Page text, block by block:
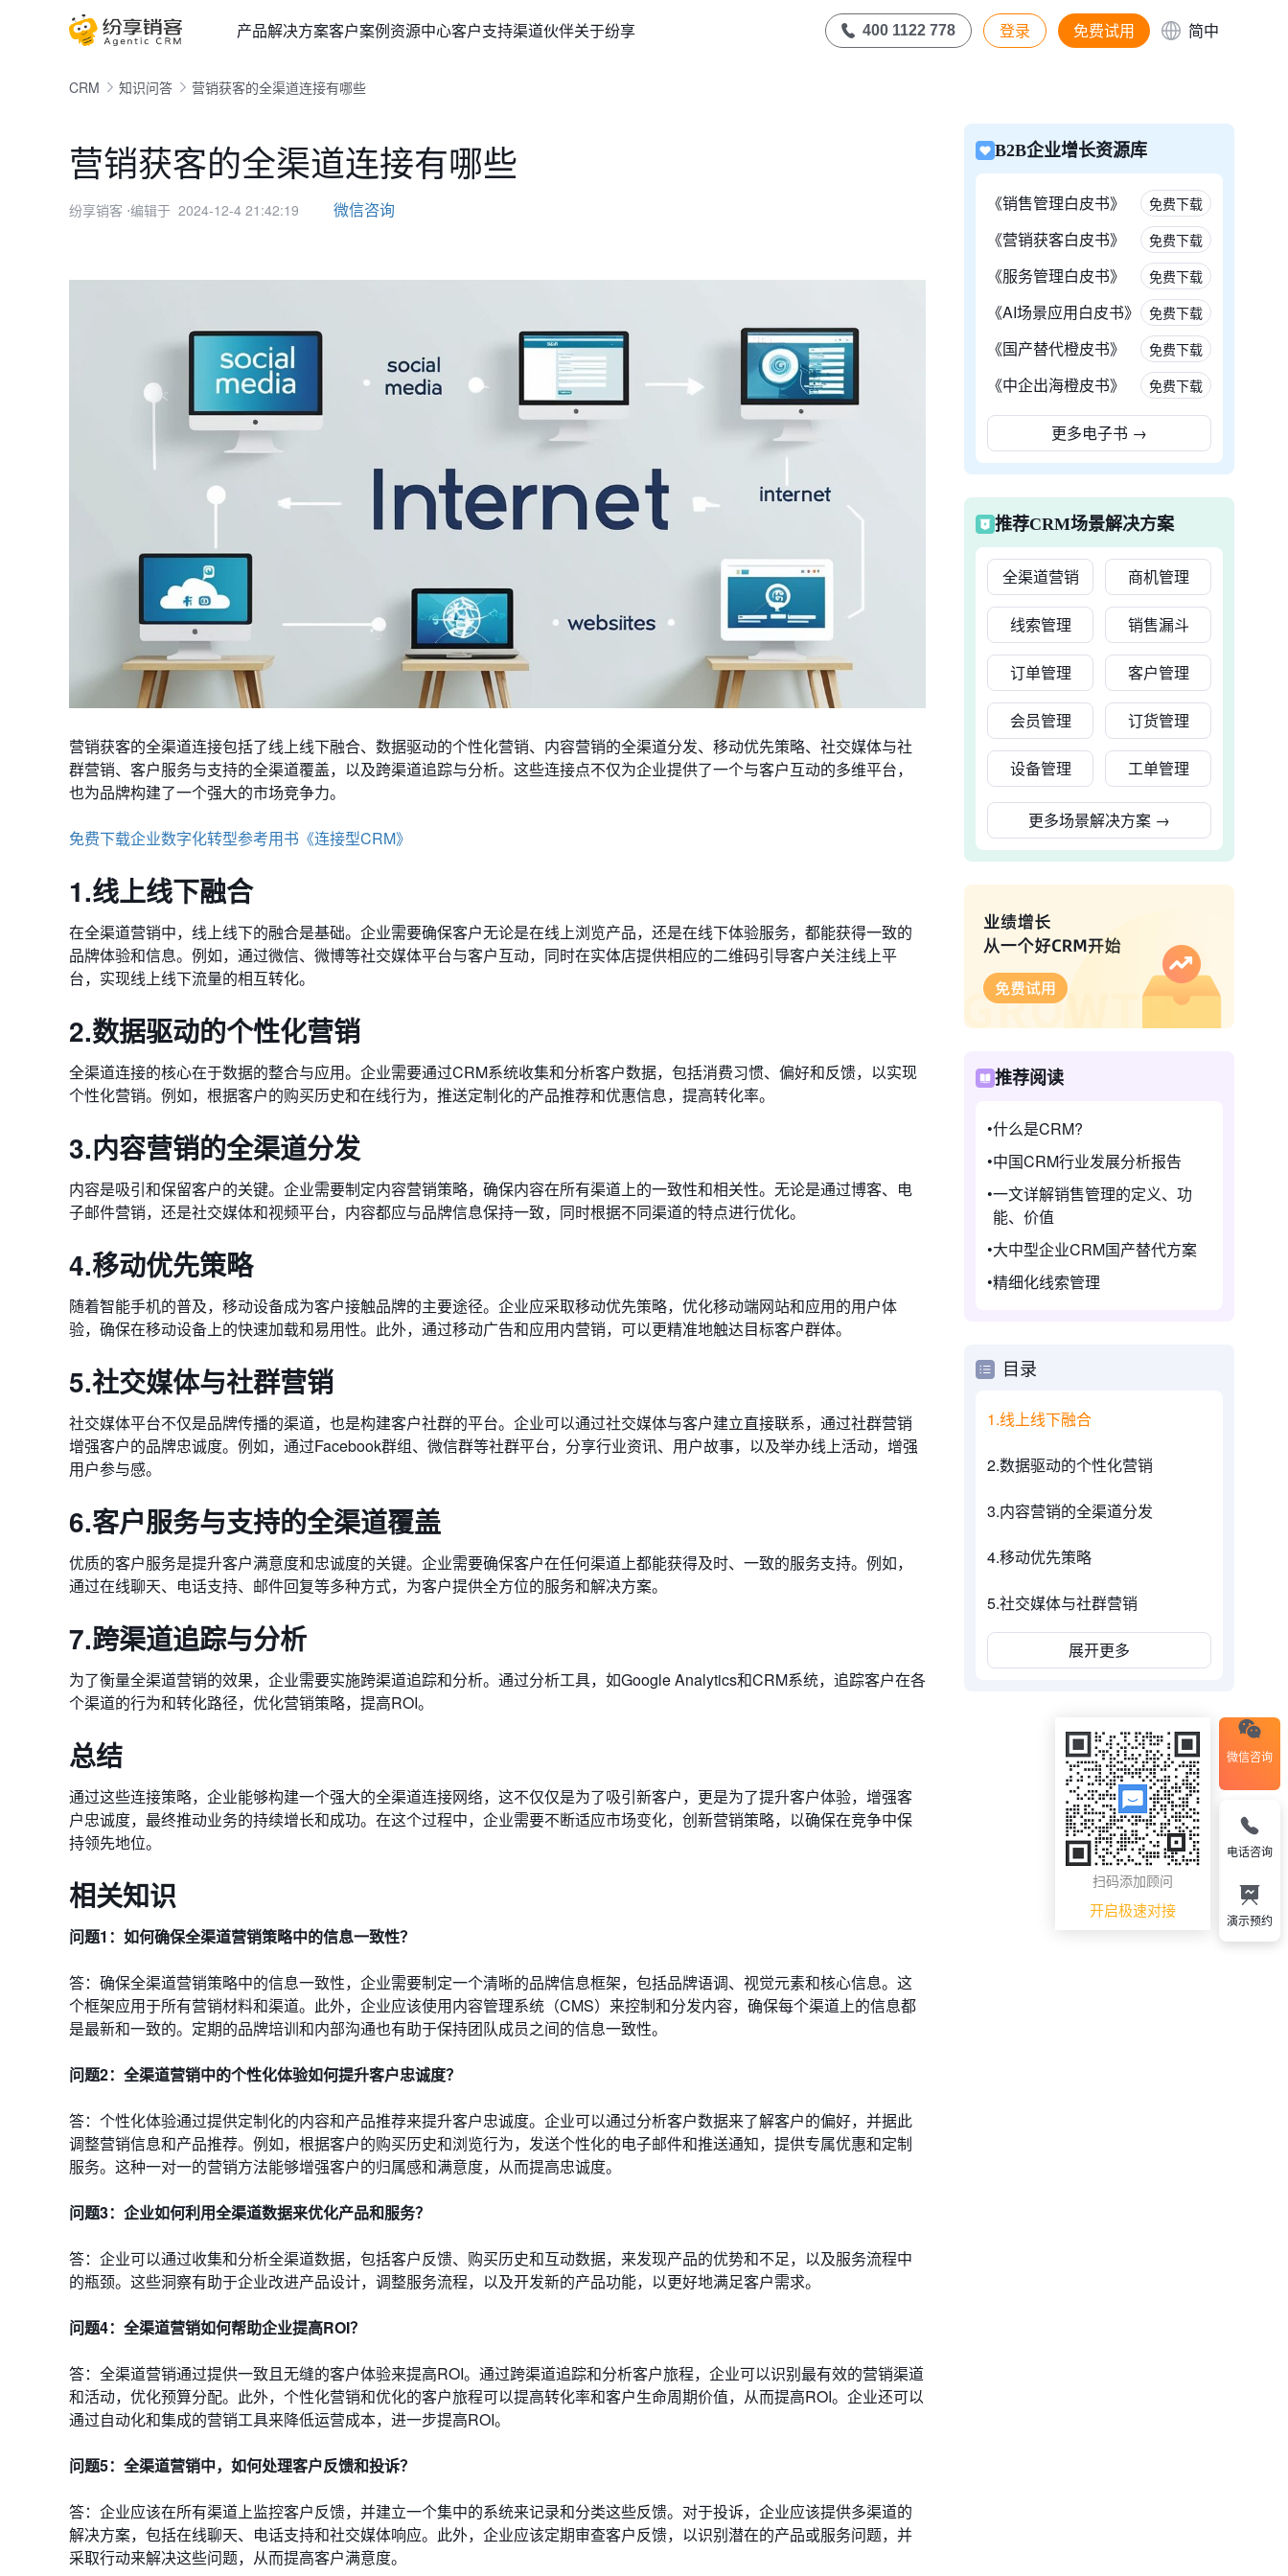
产品解决方案客户案例资源中心客户支持渠道伙伴关于纷享 400 1122 778 登录 免费试用 简中
CRM 知识问答 营销获客的全渠道连接有哪些
营销获客的全渠道连接有哪些
纷享销客 ⋅编辑于 2024-12-4 21:42:19 微信咨询
营销获客的全渠道连接包括了线上线下融合、数据驱动的个性化营销、内容营销的全渠道分发、移动优先策略、社交媒体与社
群营销、客户服务与支持的全渠道覆盖，以及跨渠道追踪与分析。这些连接点不仅为企业提供了一个与客户互动的多维平台，
也为品牌构建了一个强大的市场竞争力。
免费下载企业数字化转型参考用书《连接型CRM》
1.线上线下融合
在全渠道营销中，线上线下的融合是基础。企业需要确保客户无论是在线上浏览产品，还是在线下体验服务，都能获得一致的
品牌体验和信息。例如，通过微信、微博等社交媒体平台与客户互动，同时在实体店提供相应的二维码引导客户关注线上平
台，实现线上线下流量的相互转化。
2.数据驱动的个性化营销
全渠道连接的核心在于数据的整合与应用。企业需要通过CRM系统收集和分析客户数据，包括消费习惯、偏好和反馈，以实现
个性化营销。例如，根据客户的购买历史和在线行为，推送定制化的产品推荐和优惠信息，提高转化率。
3.内容营销的全渠道分发
内容是吸引和保留客户的关键。企业需要制定内容营销策略，确保内容在所有渠道上的一致性和相关性。无论是通过博客、电
子邮件营销，还是社交媒体和视频平台，内容都应与品牌信息保持一致，同时根据不同渠道的特点进行优化。
4.移动优先策略
随着智能手机的普及，移动设备成为客户接触品牌的主要途径。企业应采取移动优先策略，优化移动端网站和应用的用户体
验，确保在移动设备上的快速加载和易用性。此外，通过移动广告和应用内营销，可以更精准地触达目标客户群体。
5.社交媒体与社群营销
社交媒体平台不仅是品牌传播的渠道，也是构建客户社群的平台。企业可以通过社交媒体与客户建立直接联系，通过社群营销
增强客户的品牌忠诚度。例如，通过Facebook群组、微信群等社群平台，分享行业资讯、用户故事，以及举办线上活动，增强
用户参与感。
6.客户服务与支持的全渠道覆盖
优质的客户服务是提升客户满意度和忠诚度的关键。企业需要确保客户在任何渠道上都能获得及时、一致的服务支持。例如，
通过在线聊天、电话支持、邮件回复等多种方式，为客户提供全方位的服务和解决方案。
7.跨渠道追踪与分析
为了衡量全渠道营销的效果，企业需要实施跨渠道追踪和分析。通过分析工具，如Google Analytics和CRM系统，追踪客户在各
个渠道的行为和转化路径，优化营销策略，提高ROI。
总结
通过这些连接策略，企业能够构建一个强大的全渠道连接网络，这不仅仅是为了吸引新客户，更是为了提升客户体验，增强客
户忠诚度，最终推动业务的持续增长和成功。在这个过程中，企业需要不断适应市场变化，创新营销策略，以确保在竞争中保
持领先地位。
相关知识
问题1：如何确保全渠道营销策略中的信息一致性？
答：确保全渠道营销策略中的信息一致性，企业需要制定一个清晰的品牌信息框架，包括品牌语调、视觉元素和核心信息。这
个框架应用于所有营销材料和渠道。此外，企业应该使用内容管理系统（CMS）来控制和分发内容，确保每个渠道上的信息都
是最新和一致的。定期的品牌培训和内部沟通也有助于保持团队成员之间的信息一致性。
问题2：全渠道营销中的个性化体验如何提升客户忠诚度？
答：个性化体验通过提供定制化的内容和产品推荐来提升客户忠诚度。企业可以通过分析客户数据来了解客户的偏好，并据此
调整营销信息和产品推荐。例如，根据客户的购买历史和浏览行为，发送个性化的电子邮件和推送通知，提供专属优惠和定制
服务。这种一对一的营销方法能够增强客户的归属感和满意度，从而提高忠诚度。
问题3：企业如何利用全渠道数据来优化产品和服务？
答：企业可以通过收集和分析全渠道数据，包括客户反馈、购买历史和互动数据，来发现产品的优势和不足，以及服务流程中
的瓶颈。这些洞察有助于企业改进产品设计，调整服务流程，以及开发新的产品功能，以更好地满足客户需求。
问题4：全渠道营销如何帮助企业提高ROI？
答：全渠道营销通过提供一致且无缝的客户体验来提高ROI。通过跨渠道追踪和分析客户旅程，企业可以识别最有效的营销渠道
和活动，优化预算分配。此外，个性化营销和优化的客户旅程可以提高转化率和客户生命周期价值，从而提高ROI。企业还可以
通过自动化和集成的营销工具来降低运营成本，进一步提高ROI。
问题5：全渠道营销中，如何处理客户反馈和投诉？
答：企业应该在所有渠道上监控客户反馈，并建立一个集中的系统来记录和分类这些反馈。对于投诉，企业应该提供多渠道的
解决方案，包括在线聊天、电话支持和社交媒体响应。此外，企业应该定期审查客户反馈，以识别潜在的产品或服务问题，并
采取行动来解决这些问题，从而提高客户满意度。
B2B企业增长资源库
《销售管理白皮书》 免费下载
《营销获客白皮书》 免费下载
《服务管理白皮书》 免费下载
《AI场景应用白皮书》 免费下载
《国产替代橙皮书》 免费下载
《中企出海橙皮书》 免费下载
更多电子书 →
推荐CRM场景解决方案
全渠道营销 商机管理
线索管理 销售漏斗
订单管理 客户管理
会员管理 订货管理
设备管理 工单管理
更多场景解决方案 →
推荐阅读
什么是CRM?
中国CRM行业发展分析报告
一文详解销售管理的定义、功
能、价值
大中型企业CRM国产替代方案
精细化线索管理
目录
1.线上线下融合
2.数据驱动的个性化营销
3.内容营销的全渠道分发
4.移动优先策略
5.社交媒体与社群营销
展开更多
微信咨询
扫码添加顾问
开启极速对接
电话咨询
演示预约